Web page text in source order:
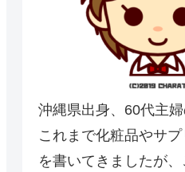
沖縄県出身、60代主婦
これまで化粧品やサ
を書いてきましたが、